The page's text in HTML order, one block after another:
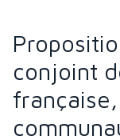
conjoint